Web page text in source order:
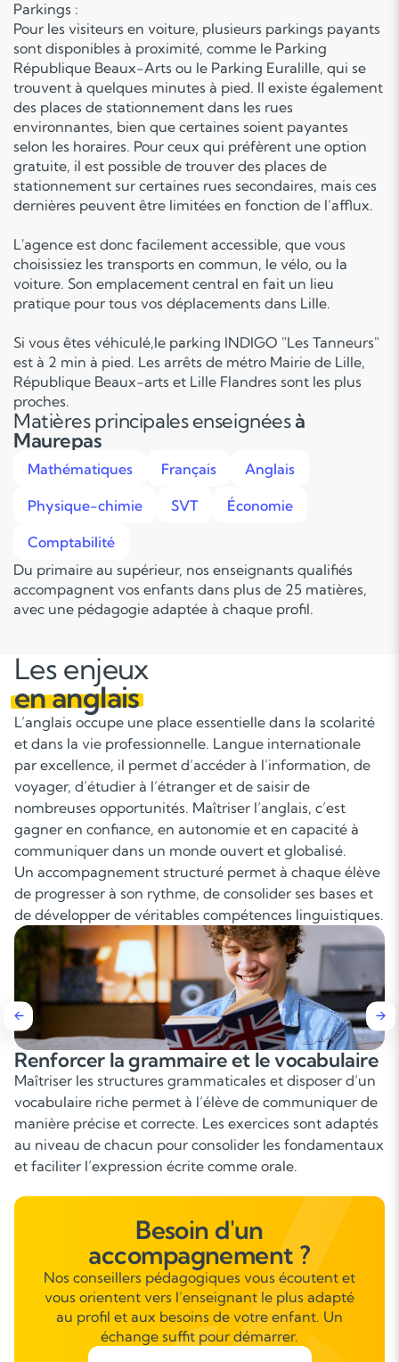
Parkings :
Pour les visiteurs en voiture, plusieurs parkings payants
sont disponibles à proximité, comme le Parking
République Beaux-Arts ou le Parking Euralille, qui se
trouvent à quelques minutes à pied. Il existe également
des places de stationnement dans les rues
environnantes, bien que certaines soient payantes
selon les horaires. Pour ceux qui préfèrent une option
gratuite, il est possible de trouver des places de
stationnement sur certaines rues secondaires, mais ces
dernières peuvent être limitées en fonction de l’afflux.
L'agence est donc facilement accessible, que vous
choisissiez les transports en commun, le vélo, ou la
voiture. Son emplacement central en fait un lieu
pratique pour tous vos déplacements dans Lille.
Si vous êtes véhiculé,le parking INDIGO "Les Tanneurs"
est à 2 min à pied. Les arrêts de métro Mairie de Lille,
République Beaux-arts et Lille Flandres sont les plus
proches.
Matières principales enseignéesà
Maurepas
Mathématiques Français Anglais
Physique-chimie SVT Économie
Comptabilité
Du primaire au supérieur, nos enseignants qualifiés
accompagnent vos enfants dans plus de 25 matières,
avec une pédagogie adaptée à chaque profil.
Les enjeux
en anglais
L’anglais occupe une place essentielle dans la scolarité
et dans la vie professionnelle. Langue internationale
par excellence, il permet d’accéder à l’information, de
voyager, d’étudier à l’étranger et de saisir de
nombreuses opportunités. Maîtriser l’anglais, c’est
gagner en confiance, en autonomie et en capacité à
communiquer dans un monde ouvert et globalisé.
Un accompagnement structuré permet à chaque élève
de progresser à son rythme, de consolider ses bases et
de développer de véritables compétences linguistiques.
Améliorer la compréhension écrite et
orale
Un travail approfondi sur des supports variés (articles,
extraits littéraires, vidéos, podcasts) permet d’améliorer
la compréhension fine, d’élargir la culture anglo-
saxonne et de progresser rapidement dans l’analyse
Besoin d'un
accompagnement ?
Nos conseillers pédagogiques vous écoutent et
vous orientent vers l’enseignant le plus adapté
au profil et aux besoins de votre enfant. Un
échange suffit pour démarrer.